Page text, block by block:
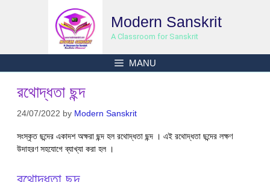
Modern Sanskrit
A Classroom for Sanskrit
MANU
রথোদ্ধতা ছন্দ
24/07/2022 by Modern Sanskrit
সংস্কৃত ছন্দের একাদশ অক্ষরা ছন্দ হল রথোদ্ধতা ছন্দ । এই রথোদ্ধতা ছন্দের লক্ষণ
উদাহরণ সহযোগে ব্যাখ্যা করা হল ।